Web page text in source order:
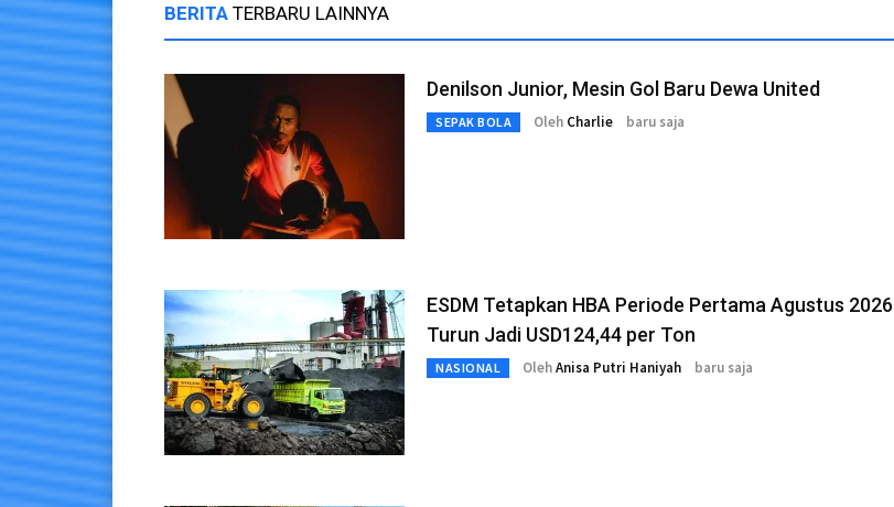
BERITA TERBARU LAINNYA
Denilson Junior, Mesin Gol Baru Dewa United
SEPAK BOLA Oleh Charlie baru saja
ESDM Tetapkan HBA Periode Pertama Agustus 2026
Turun Jadi USD124,44 per Ton
NASIONAL OlehAnisa Putri Haniyah baru saja